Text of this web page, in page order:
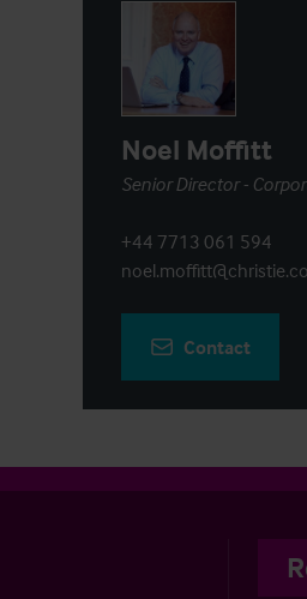
Noel Moffitt
Senior Director -
+44 7713 061 594
Contact